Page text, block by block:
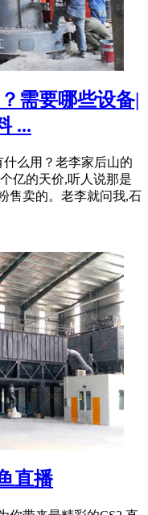
需要哪些设备|
...
么用？老李家后山的
亿的天价,听人说那是
售卖的。老李就问我,石
直播